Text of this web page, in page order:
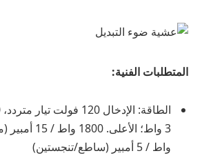
المتطلبات الفنية:
واط / 5 أمبير (ساطع/تنجستين)